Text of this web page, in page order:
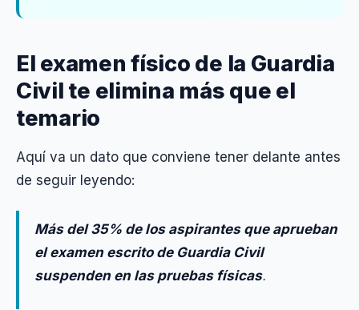
El examen físico de la Guardia
Civil te elimina más que el
temario
Aquí va un dato que conviene tener delante antes
de seguir leyendo:
Más del 35% de los aspirantes que aprueban
el examen escrito de Guardia Civil
suspenden en las pruebas físicas.